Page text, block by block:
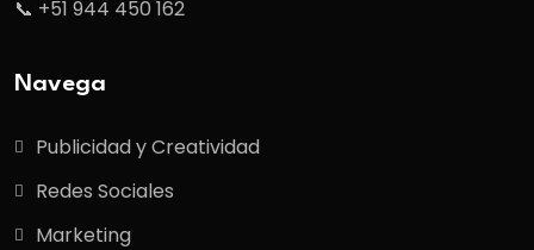
📞 +51 944 450 162
Navega
Publicidad y Creatividad
Redes Sociales
Marketing